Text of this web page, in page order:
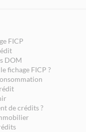
FICP
DOM
fichage FICP ?
de crédits ?